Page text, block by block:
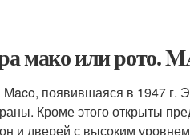
мако или рото.
появившаяся в 1947 г.
Кроме этого открыты
и дверей с высоким